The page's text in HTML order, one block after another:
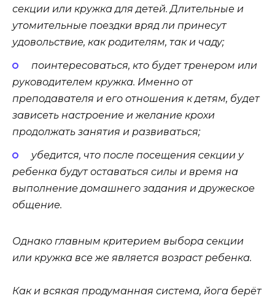
секции или кружка для детей. Длительные и
утомительные поездки вряд ли принесут
удовольствие, как родителям, так и чаду;
поинтересоваться, кто будет тренером или
руководителем кружка. Именно от
преподавателя и его отношения к детям, будет
зависеть настроение и желание крохи
продолжать занятия и развиваться;
убедится, что после посещения секции у
ребенка будут оставаться силы и время на
выполнение домашнего задания и дружеское
общение.
Однако главным критерием выбора секции
или кружка все же является возраст ребенка.
Как и всякая продуманная система, йога берёт